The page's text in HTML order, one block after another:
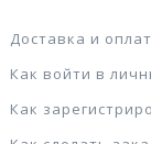
Доставка и
Как войти в
Как